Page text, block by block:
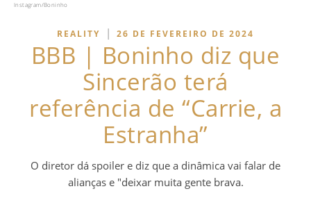
Instagram/Boninho
REALITY | 26 DE FEVEREIRO DE 2024
BBB | Boninho diz que
Sincerão terá
referência de “Carrie, a
Estranha”
O diretor dá spoiler e diz que a dinâmica vai falar de
alianças e "deixar muita gente brava.